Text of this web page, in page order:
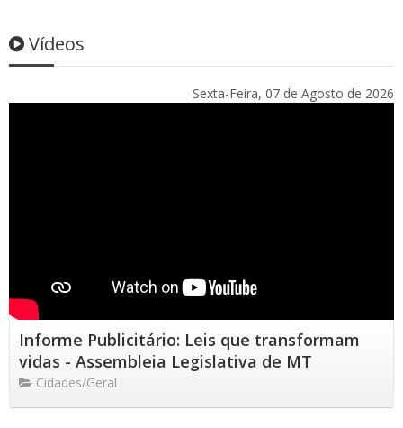
Vídeos
Sexta-Feira, 07 de Agosto de 2026
Informe Publicitário: Leis que transformam
vidas - Assembleia Legislativa de MT
Cidades/Geral